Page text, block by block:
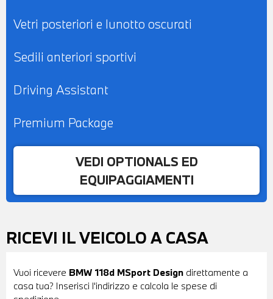
Vetri posteriori e lunotto oscurati
Sedili anteriori sportivi
Driving Assistant
Premium Package
VEDI OPTIONALS ED
EQUIPAGGIAMENTI
RICEVI IL VEICOLO A CASA
Vuoi ricevere BMW 118d MSport Design direttamente a
casa tua? Inserisci l'indirizzo e calcola le spese di